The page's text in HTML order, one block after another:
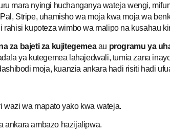
mara nyingi huchanganya wateja wengi,
Stripe, uhamisho wa moja kwa moja wa
rahisi kupoteza wimbo wa malipo na kusahau
za bajeti za kujitegemeaau programu ya
ya kutegemea lahajedwali, tumia zana
moja, kuanzia ankara hadi risiti hadi
wazi wa mapato yako kwa wateja.
ankara ambazo hazijalipwa.